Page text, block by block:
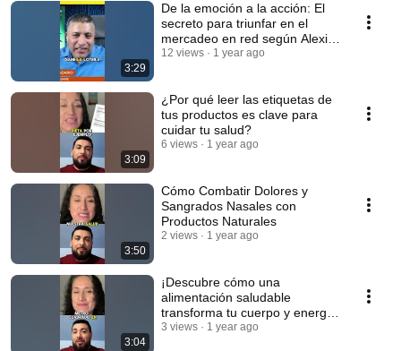
3:29
De la emoción a la acción: El
secreto para triunfar en el
mercadeo en red según Alexis
Adame
12 views 1 year ago
3:09
¿Por qué leer las etiquetas de
tus productos es clave para
cuidar tu salud?
6 views 1 year ago
3:50
Cómo Combatir Dolores y
Sangrados Nasales con
Productos Naturales
2 views 1 year ago
3:04
¡Descubre cómo una
alimentación saludable
transforma tu cuerpo y energía
desde hoy!
3 views 1 year ago